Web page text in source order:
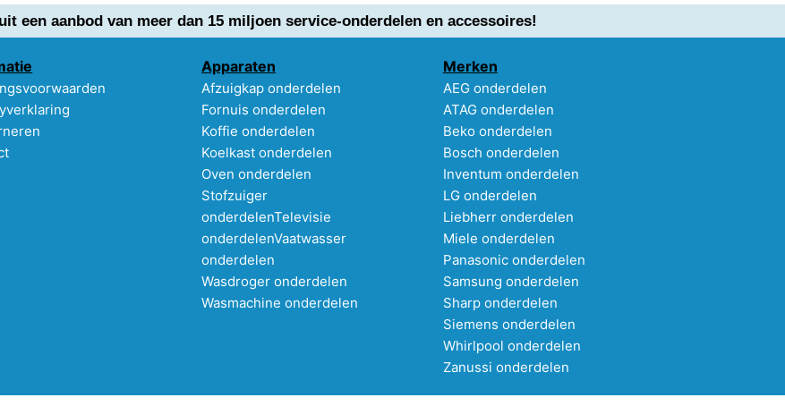
een aanbod van meer dan 15 miljoen service-onderdelen en accessoires!
Apparaten
Afzuigkap onderdelen
Fornuis onderdelen
Koffie onderdelen
Koelkast onderdelen
Oven onderdelen
Stofzuiger
onderdelenTelevisie
onderdelenVaatwasser
onderdelen
Wasdroger onderdelen
Wasmachine onderdelen
Merken
AEG onderdelen
ATAG onderdelen
Beko onderdelen
Bosch onderdelen
Inventum onderdelen
LG onderdelen
Liebherr onderdelen
Miele onderdelen
Panasonic onderdelen
Samsung onderdelen
Sharp onderdelen
Siemens onderdelen
Whirlpool onderdelen
Zanussi onderdelen